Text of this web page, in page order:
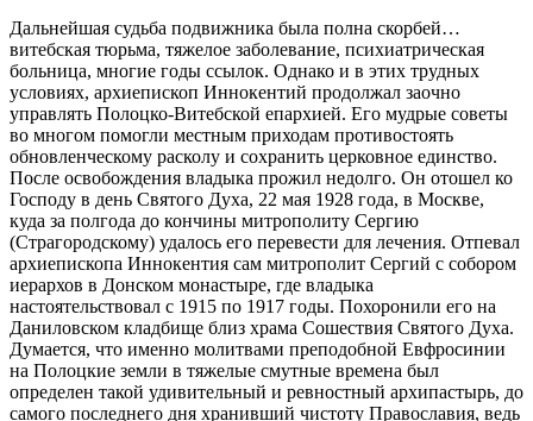
Дальнейшая судьба подвижника была полна скорбей…
витебская тюрьма, тяжелое заболевание, психиатрическая
больница, многие годы ссылок. Однако и в этих трудных
условиях, архиепископ Иннокентий продолжал заочно
управлять Полоцко-Витебской епархией. Его мудрые советы
во многом помогли местным приходам противостоять
обновленческому расколу и сохранить церковное единство.
После освобождения владыка прожил недолго. Он отошел ко
Господу в день Святого Духа, 22 мая 1928 года, в Москве,
куда за полгода до кончины митрополиту Сергию
(Страгородскому) удалось его перевести для лечения. Отпевал
архиепископа Иннокентия сам митрополит Сергий с собором
иерархов в Донском монастыре, где владыка
настоятельствовал с 1915 по 1917 годы. Похоронили его на
Даниловском кладбище близ храма Сошествия Святого Духа.
Думается, что именно молитвами преподобной Евфросинии
на Полоцкие земли в тяжелые смутные времена был
определен такой удивительный и ревностный архипастырь, до
самого последнего дня хранивший чистоту Православия, ведь